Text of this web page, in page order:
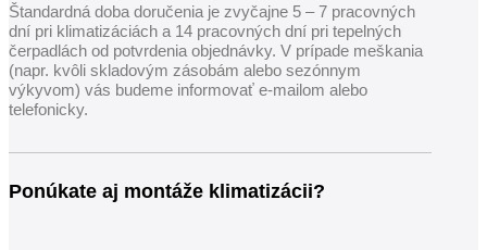
Štandardná doba doručenia je zvyčajne 5 – 7 pracovných
dní pri klimatizáciách a 14 pracovných dní pri tepelných
čerpadlách od potvrdenia objednávky. V prípade meškania
(napr. kvôli skladovým zásobám alebo sezónnym
výkyvom) vás budeme informovať e-mailom alebo
telefonicky.
Ponúkate aj montáže klimatizácii?